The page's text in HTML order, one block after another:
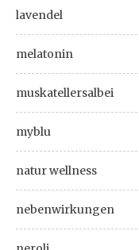
lavendel
melatonin
muskatellersalbei
myblu
natur wellness
nebenwirkungen